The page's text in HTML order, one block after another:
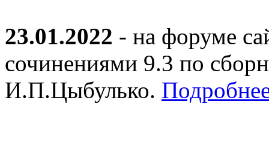
23.01.2022 - на форуме
сочинениями 9.3 по
И.П.Цыбулько.